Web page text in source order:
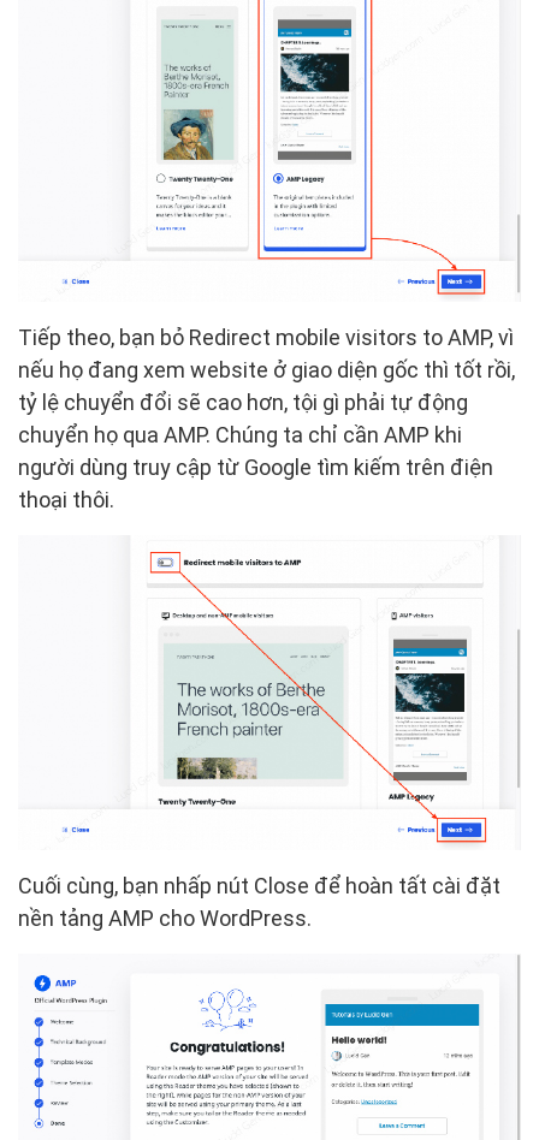
Tiếp theo, bạn bỏ Redirect mobile visitors to AMP, vì
nếu họ đang xem website ở giao diện gốc thì tốt rồi,
tỷ lệ chuyển đổi sẽ cao hơn, tội gì phải tự động
chuyển họ qua AMP. Chúng ta chỉ cần AMP khi
người dùng truy cập từ Google tìm kiếm trên điện
thoại thôi.
Cuối cùng, bạn nhấp nút Close để hoàn tất cài đặt
nền tảng AMP cho WordPress.